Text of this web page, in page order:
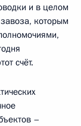
и в целом
которым
счёт.
–